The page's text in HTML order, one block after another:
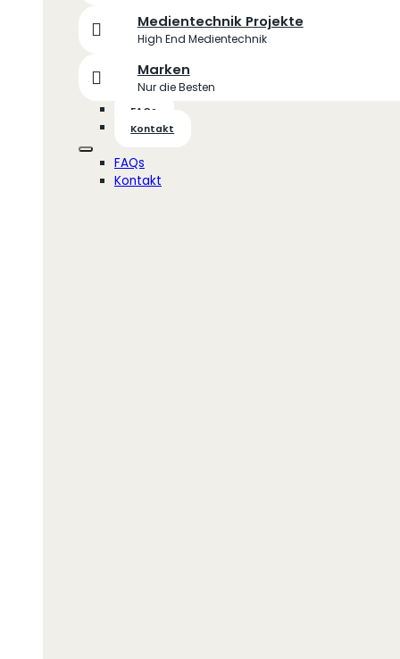
Medientechnik Projekte
High End Medientechnik
Marken
Nur die Besten
FAQs
Kontakt
FAQs
Kontakt